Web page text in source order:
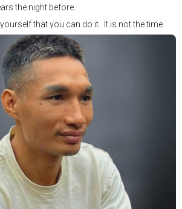
the night before.
that you can do it. It is not the time
if you are on the world stage for a world
that everyone is watching.
but its not okay to hesitate. When you
and clear.
you. It's about ensuring the safety and the
who put their lives in the ring. At the end,
during the Referee training seminar
do it for the love and respect of the